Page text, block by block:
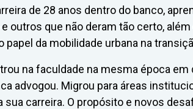
de 28 anos dentro do banco,
outros que não deram tão certo,
papel da mobilidade urbana na
na faculdade na mesma época
advogou. Migrou para áreas
sua carreira. O propósito e novos